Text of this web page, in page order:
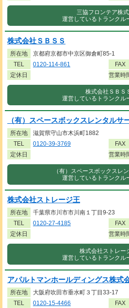
三協フロンテア株
運営しているトランクル
株式会社ＳＢＳＳ
所在地
京都府京都市中京区御倉町85-1
TEL
0120-114-861 FAX
定休日
営業時
株式会社ＳＢＳ
運営しているトランクル
（有）スペースボックスレンタルサ
所在地
滋賀県守山市木浜町1882
TEL
0120-39-3769 FAX
定休日
営業時
（有）スペースボックスレ
運営しているトランクル
株式会社ストレージ王
所在地
千葉県市川市市川南１丁目9-23
TEL
0120-27-4185 FAX
定休日
営業時
株式会社ストレー
運営しているトランクル
アパルトマンホールディングス株式
所在地
大阪府吹田市垂水町３丁目33-17
TEL
0120-15-4466 FAX